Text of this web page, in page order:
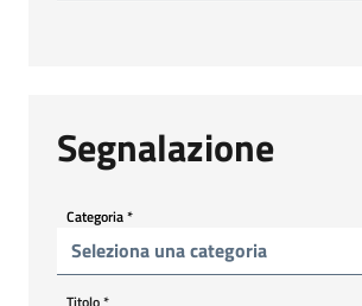
Segnalazione
Categoria*
Titolo*